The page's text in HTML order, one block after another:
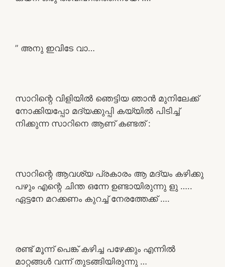
” അനു ഇവിടേ വാ…
സാറിന്റെ വിളിയിൽ ഞെട്ടിയ ഞാൻ മുനിലേക്ക്
നോക്കിയപ്പോ മദ്യക്കുപ്പി കയ്യിൽ പിടിച്ച്
നിക്കുന്ന സാറിനെ ആണ് കണ്ടത് :
സാറിന്റെ ആവശ്യ പ്രകാരം ആ മദ്യം കഴിക്കു
പഴും എന്റെ ചിന്ത ഒന്നേ ഉണ്ടായിരുന്നു ളു …..
ഏട്ടനേ മറക്കണം കുറച്ച് നേരത്തേക്ക് ….
രണ്ട് മൂന്ന് പെങ്ക് കഴിച്ച പഴേക്കും എന്നിൽ
മാറ്റങ്ങൾ വന്ന് തുടങ്ങിയിരുന്നു …